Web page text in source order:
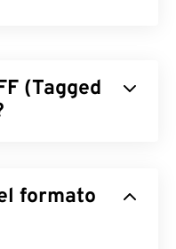
(Tagged
file TIFF è nella
publishing. La
formato